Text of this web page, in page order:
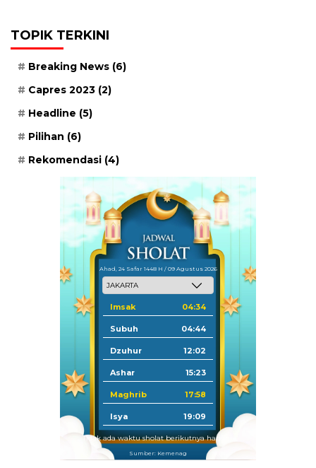
TOPIK TERKINI
Breaking News (6)
Capres 2023 (2)
Headline (5)
Pilihan (6)
Rekomendasi (4)
Ahad, 24 Safar 1448 H / 09 Agustus 2026
Imsak 04:34
Subuh 04:44
Dzuhur 12:02
Ashar 15:23
Maghrib 17:58
Isya 19:09
Tidak ada waktu sholat berikutnya hari ini.
Sumber: Kemenag